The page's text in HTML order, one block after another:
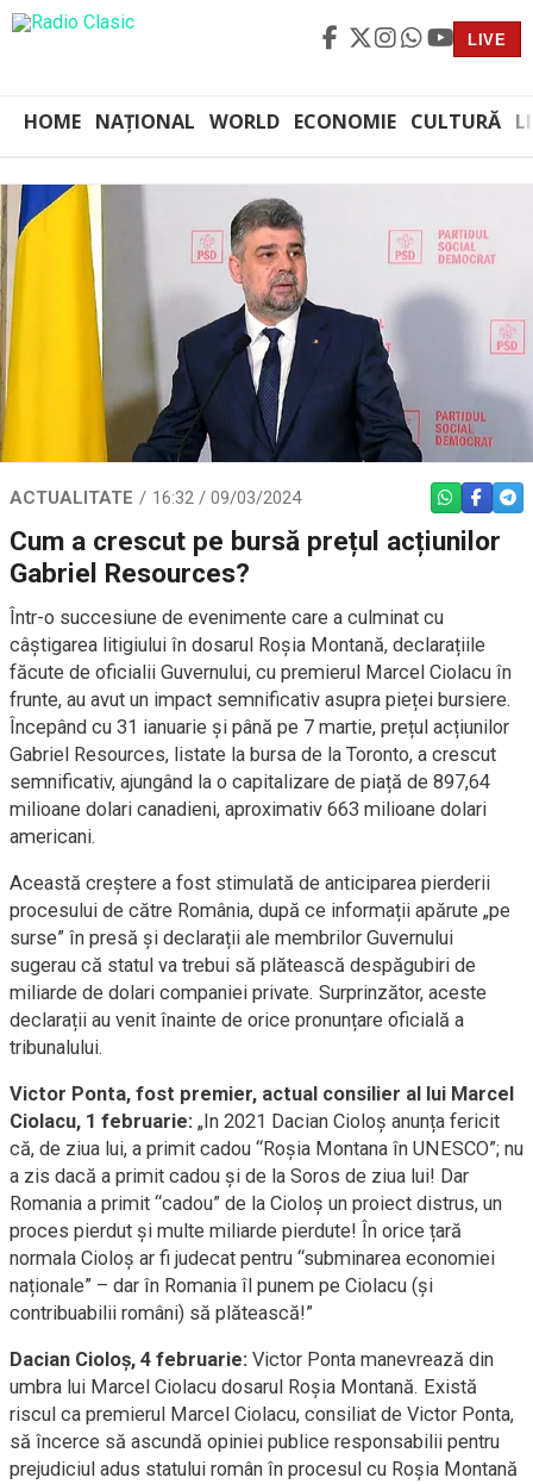
LIVE
HOME NAȚIONAL WORLD ECONOMIE CULTURĂ
ACTUALITATE 16:32 / 09/03/2024 WHATSAPP
Cum a crescut pe bursă prețul acțiunilor
Gabriel Resources?
Într-o succesiune de evenimente care a culminat cu
câștigarea litigiului în dosarul Roșia Montană, declarațiile
făcute de oficialii Guvernului, cu premierul Marcel Ciolacu în
frunte, au avut un impact semnificativ asupra pieței bursiere.
Începând cu 31 ianuarie și până pe 7 martie, prețul acțiunilor
Gabriel Resources, listate la bursa de la Toronto, a crescut
semnificativ, ajungând la o capitalizare de piață de 897,64
milioane dolari canadieni, aproximativ 663 milioane dolari
americani.
Această creștere a fost stimulată de anticiparea pierderii
procesului de către România, după ce informații apărute „pe
surse” în presă și declarații ale membrilor Guvernului
sugerau că statul va trebui să plătească despăgubiri de
miliarde de dolari companiei private. Surprinzător, aceste
declarații au venit înainte de orice pronunțare oficială a
tribunalului.
Victor Ponta, fost premier, actual consilier al lui Marcel
Ciolacu, 1 februarie: „In 2021 Dacian Cioloș anunța fericit
că, de ziua lui, a primit cadou “Roșia Montana în UNESCO”; nu
a zis dacă a primit cadou și de la Soros de ziua lui! Dar
Romania a primit “cadou” de la Cioloș un proiect distrus, un
proces pierdut și multe miliarde pierdute! În orice țară
normala Cioloș ar fi judecat pentru “subminarea economiei
naționale” – dar în Romania îl punem pe Ciolacu (și
contribuabilii români) să plătească!”
Dacian Cioloș, 4 februarie: Victor Ponta manevrează din
umbra lui Marcel Ciolacu dosarul Roșia Montană. Există
riscul ca premierul Marcel Ciolacu, consiliat de Victor Ponta,
să încerce să ascundă opiniei publice responsabilii pentru
prejudiciul adus statului român în procesul cu Roșia Montană